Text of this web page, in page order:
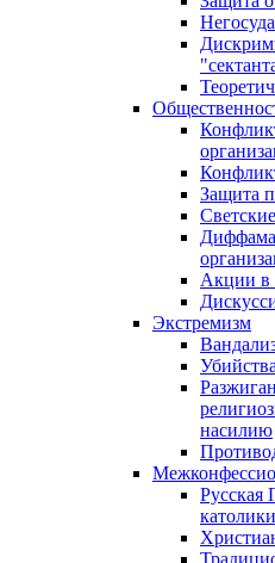
Защита
Акции в
Экстремизм
насилию
Русская
католики